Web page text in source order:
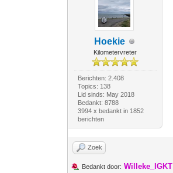
Hoekie
Kilometervreter
Berichten: 2.408
Topics: 138
Lid sinds: May 2018
Bedankt: 8788
3994 x bedankt in 1852
berichten
Zoek
Bedankt door: Willeke_IGKT